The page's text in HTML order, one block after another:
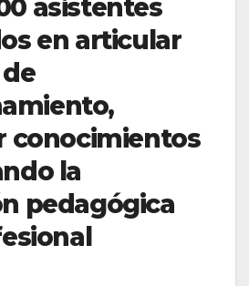
asistentes
en articular
conocimientos
la
pedagógica